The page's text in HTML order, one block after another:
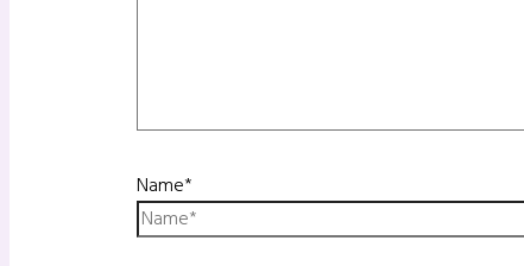
Name*